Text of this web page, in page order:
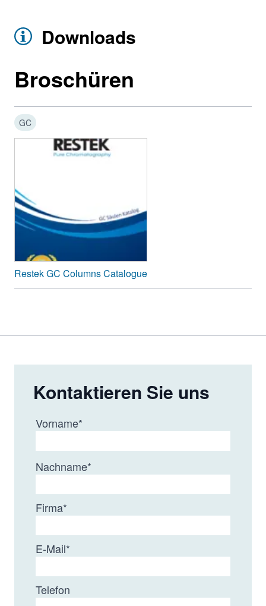
Downloads
Broschüren
GC
Restek GC Columns Catalogue
Kontaktieren Sie uns
Vorname*
Nachname*
Firma*
E-Mail*
Telefon